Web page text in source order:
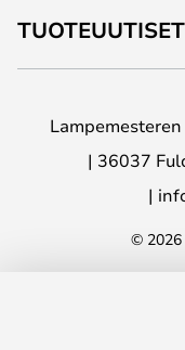
TUOTEUUTISET
36037
© 2026